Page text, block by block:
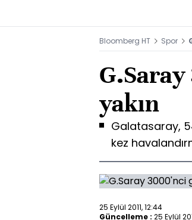
Bloomberg HT Spor
yakın
Galatasaray,
kez
25 Eylül 2011, 12:44
Güncelleme : 25 Eylül